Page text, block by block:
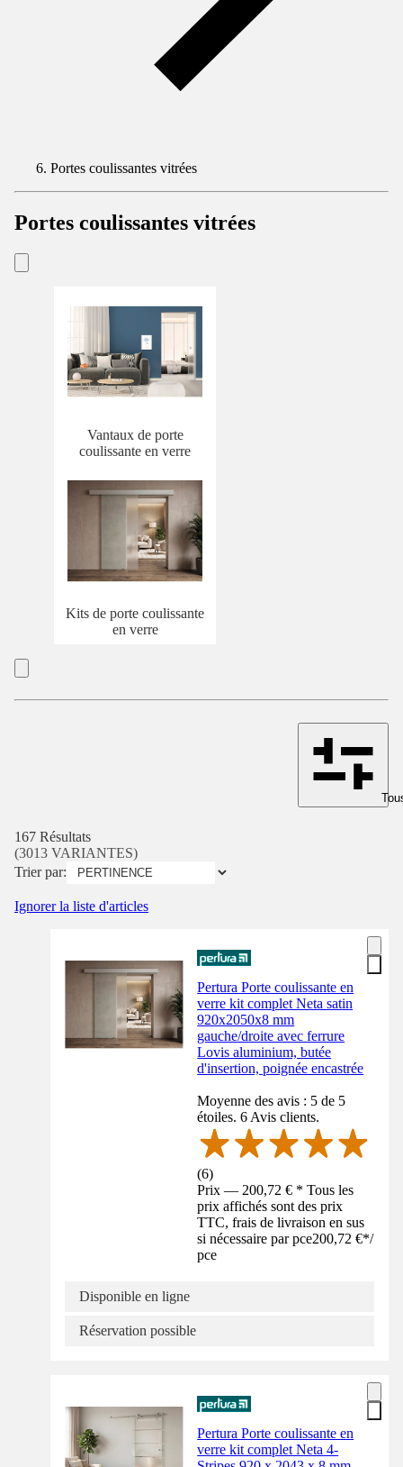
Portes coulissantes vitrées
Portes coulissantes vitrées
Vantaux de porte
coulissante en verre
Kits de porte coulissante
en verre
167 Résultats
(3013 VARIANTES)
Trier par:
Ignorer la liste d'articles
Pertura Porte coulissante en
verre kit complet Neta satin
920x2050x8 mm
gauche/droite avec ferrure
Lovis aluminium, butée
d'insertion, poignée encastrée
Moyenne des avis : 5 de 5
étoiles. 6 Avis clients.
(6)
Prix — 200,72 € * Tous les
prix affichés sont des prix
TTC, frais de livraison en sus
si nécessaire par pce200,72 €*/
pce
Disponible en ligne
Réservation possible
Pertura Porte coulissante en
verre kit complet Neta 4-